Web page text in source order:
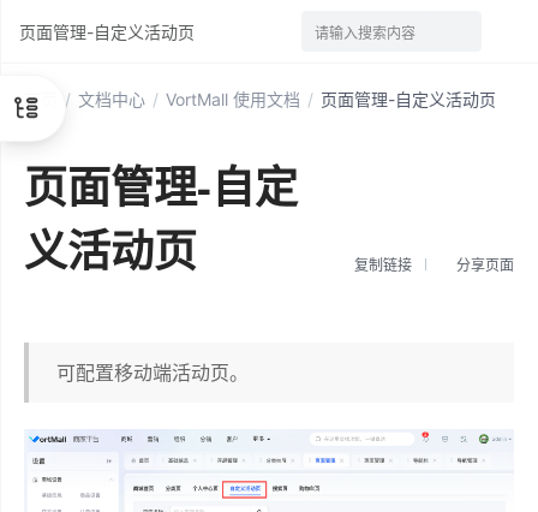
首页 / 文档中心 / VortMall 使用文档 / 页面管理-自定义活动页
页面管理-自定
义活动页
复制链接 分享页面
可配置移动端活动页。
页面管理-自定义活动页 请输入搜索内容